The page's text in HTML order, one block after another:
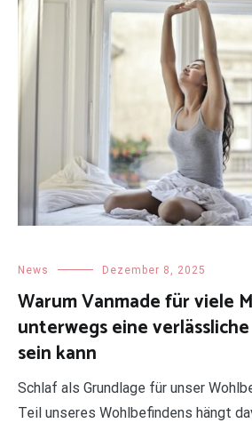
News Dezember 8, 2025
Warum Vanmade für viele
unterwegs eine
sein kann
Schlaf als Grundlage für unser
Teil unseres Wohlbefindens hängt